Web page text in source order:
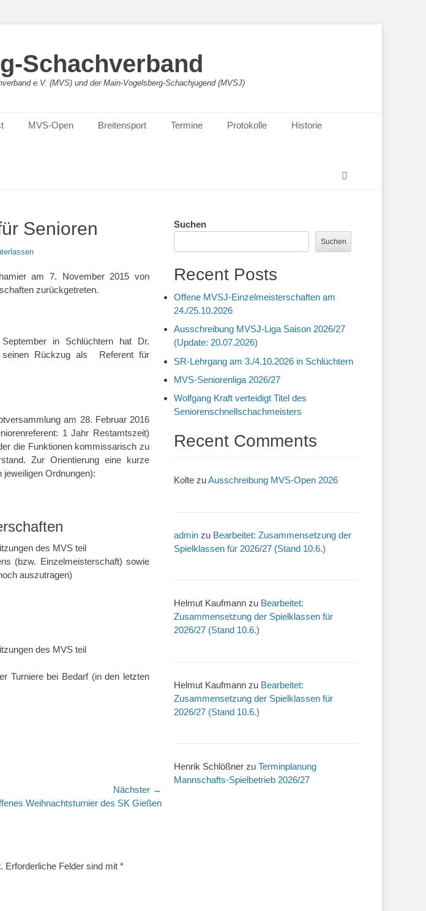
Schachverband
e.V. (MVS) und der Main-Vogelsberg-Schachjugend (MVSJ)
MVS-Open Breitensport Termine Protokolle Historie
Senioren
am 7. November 2015 von
zurückgetreten.
in Schlüchtern hat Dr.
seinen Rückzug als Referent für
am 28. Februar 2016
1 Jahr Restamtszeit)
die Funktionen kommissarisch zu
Zur Orientierung eine kurze
Ordnungen):
des MVS teil
(bzw. Einzelmeisterschaft) sowie
auszutragen)
des MVS teil
Turniere bei Bedarf (in den letzten
Nächster →
Weihnachtsturnier des SK Gießen
Erforderliche Felder sind mit *
Suchen
Suchen
Recent Posts
Offene MVSJ-Einzelmeisterschaften am
24./25.10.2026
Ausschreibung MVSJ-Liga Saison 2026/27
(Update: 20.07.2026)
SR-Lehrgang am 3./4.10.2026 in Schlüchtern
MVS-Seniorenliga 2026/27
Wolfgang Kraft verteidigt Titel des
Seniorenschnellschachmeisters
Recent Comments
Kolte zuAusschreibung MVS-Open 2026
admin zu Bearbeitet: Zusammensetzung der
Spielklassen für 2026/27 (Stand 10.6.)
Helmut Kaufmann zu Bearbeitet:
Zusammensetzung der Spielklassen für
2026/27 (Stand 10.6.)
Helmut Kaufmann zu Bearbeitet:
Zusammensetzung der Spielklassen für
2026/27 (Stand 10.6.)
Henrik Schlößner zu Terminplanung
Mannschafts-Spielbetrieb 2026/27